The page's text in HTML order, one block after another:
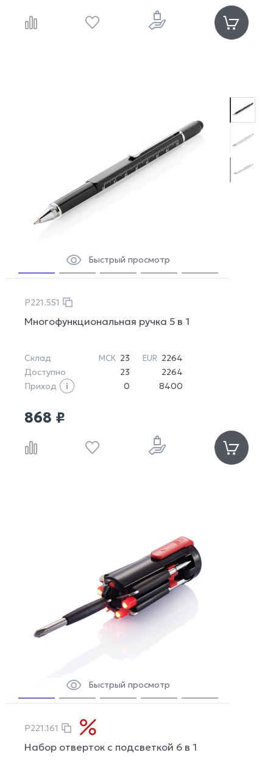
Быстрый просмотр
P221.551
Многофункциональная ручка 5 в 1
Склад МСК 23 EUR 2264
Доступно
23
2264
Приход
0 8400
868 ₽
Быстрый просмотр
P221.161
Набор отверток с подсветкой 6 в 1